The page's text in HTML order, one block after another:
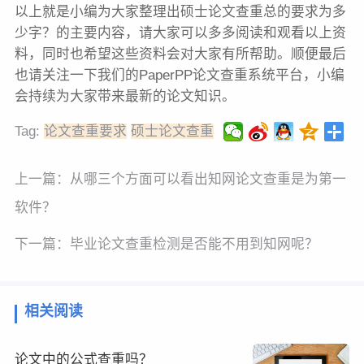
以上就是小编为大家整理出硕士论文查重总的要求为多
少字？的主要内容，请大家可以多多阅读和观看以上资
料，同时也希望这些资料会对大家有所帮助。顺便最后
也请关注一下我们的PaperPP论文查重系统平台，小编
会持续为大家带来最新的论文知识。
Tag: 论文查重要求 硕士论文查重
上一篇： 从哪三个方面可以看出知网论文查重是为第一
软件？
下一篇： 毕业论文查重检测是否能不用到知网呢？
相关阅读
论文中的公式查重吗？